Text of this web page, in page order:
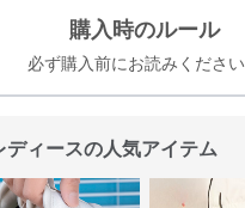
購入時のルール
必ず購入前にお読みください
ディースの人気アイテム